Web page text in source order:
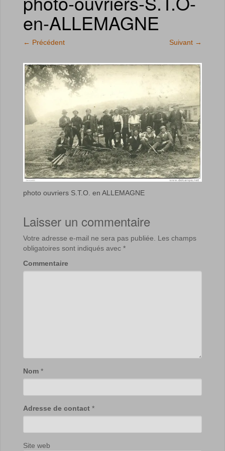
en-ALLEMAGNE
← Précédent Suivant →
photo ouvriers S.T.O. en ALLEMAGNE
Laisser un commentaire
Votre adresse e-mail ne sera pas publiée.
Les champs
obligatoires sont indiqués avec *
Commentaire
Nom *
Adresse de contact *
Site web